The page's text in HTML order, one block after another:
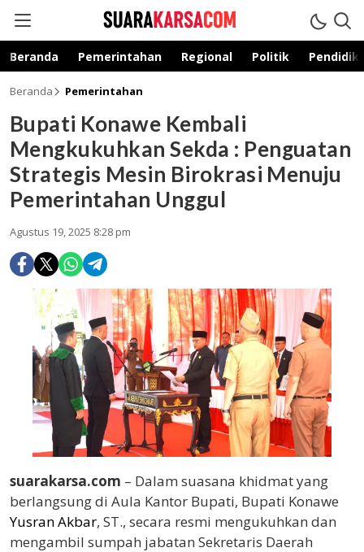
suarakarsa.com
Informasi terpercaya
Beranda Pemerintahan Regional Politik
Beranda Pemerintahan
Bupati Konawe Kembali
Mengkukuhkan Sekda : Penguatan
Strategis Mesin Birokrasi Menuju
Pemerintahan Unggul
Agustus 19, 2025 8:28 pm
suarakarsa.com – Dalam suasana khidmat yang
berlangsung di Aula Kantor Bupati, Bupati Konawe
Yusran Akbar, ST., secara resmi mengukuhkan dan
mengambil sumpah jabatan Sekretaris Daerah